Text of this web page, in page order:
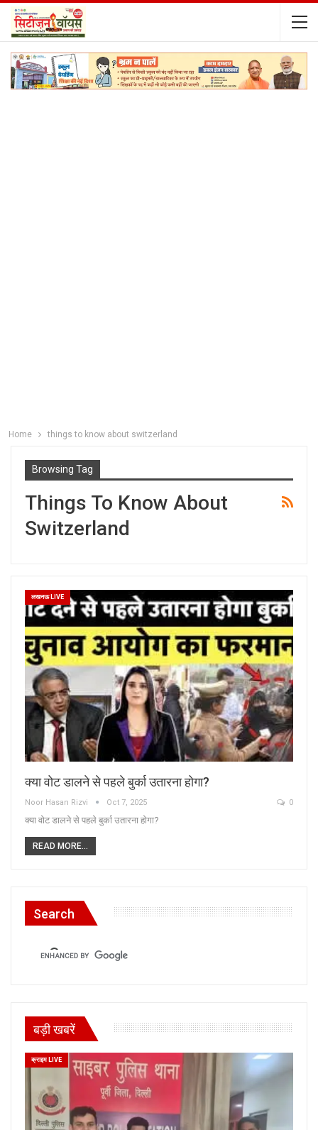
Home things to know about switzerland
Browsing Tag
Things To Know About
Switzerland
लखनऊ LIVE
क्या वोट डालने से पहले बुर्का उतारना होगा?
Noor Hasan Rizvi Oct 7, 2025 0
क्या वोट डालने से पहले बुर्का उतारना होगा?
READ MORE...
Search
बड़ी खबरें
क्राइम LIVE